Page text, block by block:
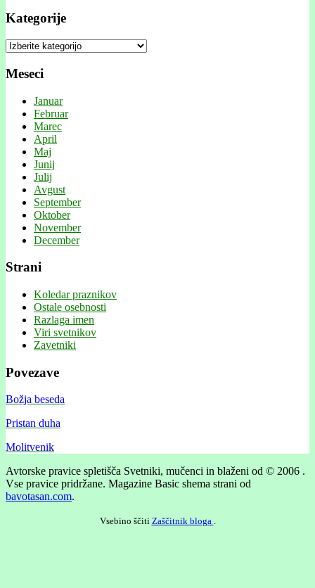
Kategorije
Kategorije
Meseci
Januar
Februar
Marec
April
Maj
Junij
Julij
Avgust
September
Oktober
November
December
Strani
Koledar praznikov
Ostale osebnosti
Razlaga imen
Viri svetnikov
Zavetniki
Povezave
Božja beseda
Pristan duha
Molitvenik
Avtorske pravice spletišča Svetniki, mučenci in blaženi od © 2006 .
Vse pravice pridržane. Magazine Basic shema strani od
bavotasan.com.
Vsebino ščiti Zaščitnik bloga .